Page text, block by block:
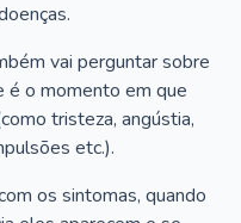
vai perguntar sobre
é o momento em que
tristeza, angústia,
etc.).
os sintomas, quando